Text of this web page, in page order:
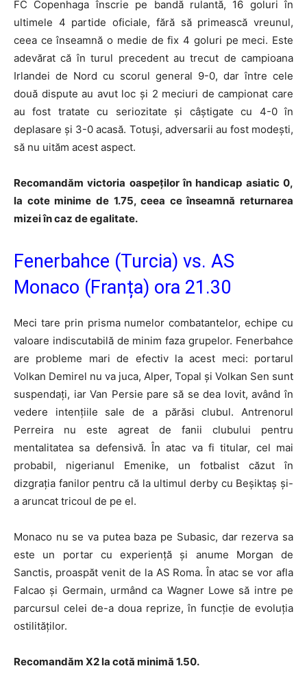
FC Copenhaga înscrie pe bandă rulantă, 16 goluri în
ultimele 4 partide oficiale, fără să primească vreunul,
ceea ce înseamnă o medie de fix 4 goluri pe meci. Este
adevărat că în turul precedent au trecut de campioana
Irlandei de Nord cu scorul general 9-0, dar între cele
două dispute au avut loc și 2 meciuri de campionat care
au fost tratate cu seriozitate și câștigate cu 4-0 în
deplasare și 3-0 acasă. Totuși, adversarii au fost modești,
să nu uităm acest aspect.
Recomandăm victoria oaspeților în handicap asiatic 0,
la cote minime de 1.75, ceea ce înseamnă returnarea
mizei în caz de egalitate.
Fenerbahce (Turcia) vs. AS
Monaco (Franța) ora 21.30
Meci tare prin prisma numelor combatantelor, echipe cu
valoare indiscutabilă de minim faza grupelor. Fenerbahce
are probleme mari de efectiv la acest meci: portarul
Volkan Demirel nu va juca, Alper, Topal și Volkan Sen sunt
suspendați, iar Van Persie pare să se dea lovit, având în
vedere intențiile sale de a părăsi clubul. Antrenorul
Perreira nu este agreat de fanii clubului pentru
mentalitatea sa defensivă. În atac va fi titular, cel mai
probabil, nigerianul Emenike, un fotbalist căzut în
dizgrația fanilor pentru că la ultimul derby cu Beșiktaș și-
a aruncat tricoul de pe el.
Monaco nu se va putea baza pe Subasic, dar rezerva sa
este un portar cu experiență și anume Morgan de
Sanctis, proaspăt venit de la AS Roma. În atac se vor afla
Falcao și Germain, urmând ca Wagner Lowe să intre pe
parcursul celei de-a doua reprize, în funcție de evoluția
ostilităților.
Recomandăm X2 la cotă minimă 1.50.